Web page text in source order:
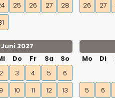
25 26 27
28
26
27
Juni 2027
Do Fr Sa
So
2 3 4 5
6
9 10 11 12
13
Mo
Di
5
6